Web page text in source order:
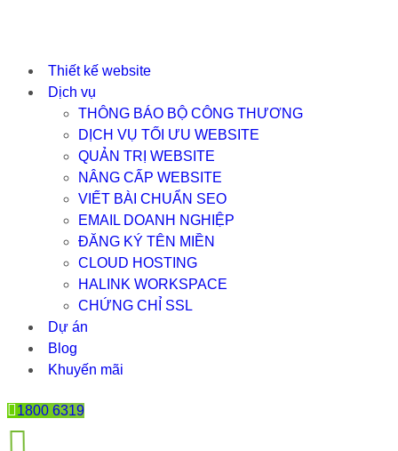
Thiết kế website
Dịch vụ
THÔNG BÁO BỘ CÔNG THƯƠNG
DỊCH VỤ TỐI ƯU WEBSITE
QUẢN TRỊ WEBSITE
NÂNG CẤP WEBSITE
VIẾT BÀI CHUẨN SEO
EMAIL DOANH NGHIỆP
ĐĂNG KÝ TÊN MIỀN
CLOUD HOSTING
HALINK WORKSPACE
CHỨNG CHỈ SSL
Dự án
Blog
Khuyến mãi
1800 6319